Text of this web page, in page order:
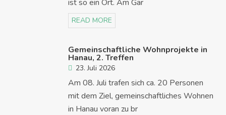
ist so ein Ort. Am Gar
READ MORE
Gemeinschaftliche Wohnprojekte in
Hanau, 2. Treffen
23. Juli 2026
Am 08. Juli trafen sich ca. 20 Personen
mit dem Ziel, gemeinschaftliches Wohnen
in Hanau voran zu br